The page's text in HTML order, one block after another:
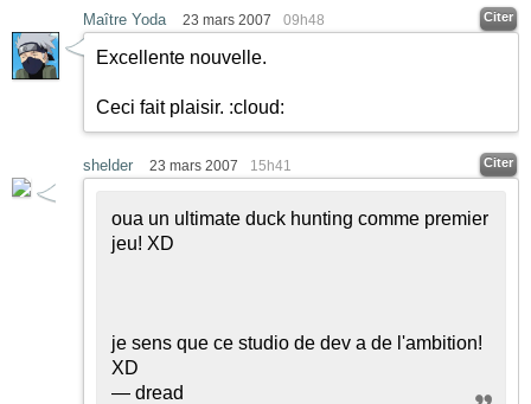
Maître Yoda 23 mars 2007 09h48 Citer
Excellente nouvelle.
Ceci fait plaisir. :cloud:
shelder 23 mars 2007 15h41 Citer
oua un ultimate duck hunting comme premier
jeu! XD
je sens que ce studio de dev a de l'ambition!
XD
— dread